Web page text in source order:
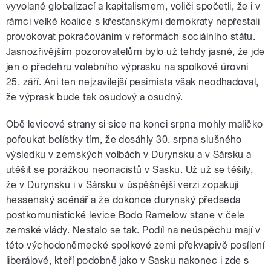
vyvolané globalizací a kapitalismem, voliči spočetli, že i v
rámci velké koalice s křesťanskými demokraty nepřestali
provokovat pokračováním v reformách sociálního státu.
Jasnozřivějším pozorovatelům bylo už tehdy jasné, že jde
jen o předehru volebního výprasku na spolkové úrovni
25. září. Ani ten nejzavilejší pesimista však neodhadoval,
že výprask bude tak osudový a osudný.
Obě levicové strany si sice na konci srpna mohly maličko
pofoukat bolístky tím, že dosáhly 30. srpna slušného
výsledku v zemských volbách v Durynsku a v Sársku a
utěšit se porážkou neonacistů v Sasku. Už už se těšily,
že v Durynsku i v Sársku v úspěšnější verzi zopakují
hessenský scénář a že dokonce durynský předseda
postkomunistické levice Bodo Ramelow stane v čele
zemské vlády. Nestalo se tak. Podíl na neúspěchu mají v
této východoněmecké spolkové zemi překvapivě posílení
liberálové, kteří podobně jako v Sasku nakonec i zde s